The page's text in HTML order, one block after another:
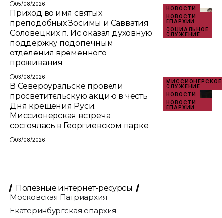
05/08/2026
НОВОСТИ
НОВОСТИ
ЕПАРХИИ
СОЦИАЛЬНОЕ
СЛУЖЕНИЕ
Приход во имя святых
преподобных Зосимы и Савватия
Соловецких п. Ис оказал духовную
поддержку подопечным
отделения временного
проживания
03/08/2026
МИССИОНЕРСКОЕ
СЛУЖЕНИЕ
НОВОСТИ
НОВОСТИ
ЕПАРХИИ
В Североуральске провели
просветительскую акцию в честь
Дня крещения Руси.
Миссионерская встреча
состоялась в Георгиевском парке
03/08/2026
Полезные интернет-ресурсы
Московская Патриархия
Екатеринбургская епархия